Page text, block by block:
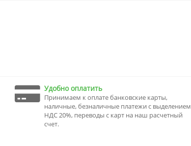
Удобно оплатить
Принимаем к оплате банковские карты,
наличные, безналичные платежи с выделением
НДС 20%, переводы с карт на наш расчетный
счет.